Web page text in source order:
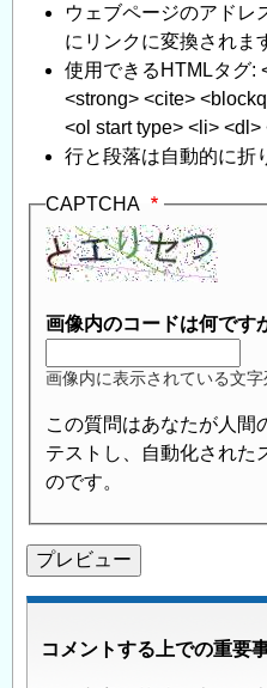
信
ウェブページのアドレ
にリンクに変換されま
使用できるHTMLタグ:
<strong> <cite>
<ol start type> <li> <dl>
行と段落は自動的に折
CAPTCHA
画像内のコードは何です
画像内に表示されている文字
この質問はあなたが人間
テストし、自動化された
のです。
コメントする上での重要